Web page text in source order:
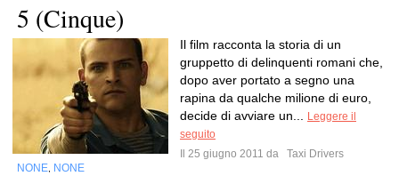
5 (Cinque)
Il film racconta la storia di un
gruppetto di delinquenti romani che,
dopo aver portato a segno una
rapina da qualche milione di euro,
decide di avviare un...
Leggere il
seguito
Il 25 giugno 2011 da
Taxi Drivers
NONE NONE